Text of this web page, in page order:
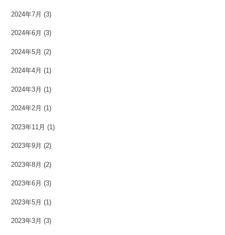
2024年7月 (3)
2024年6月 (3)
2024年5月 (2)
2024年4月 (1)
2024年3月 (1)
2024年2月 (1)
2023年11月 (1)
2023年9月 (2)
2023年8月 (2)
2023年6月 (3)
2023年5月 (1)
2023年3月 (3)